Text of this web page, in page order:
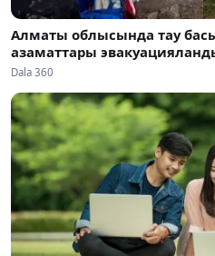
Алматы облысында тау
азаматтары
Dala 360